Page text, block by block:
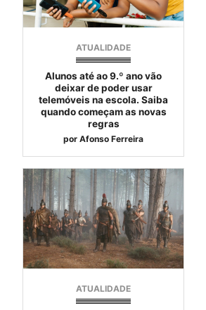
ATUALIDADE
Alunos até ao 9.º ano vão
deixar de poder usar
telemóveis na escola. Saiba
quando começam as novas
regras
por Afonso Ferreira
ATUALIDADE